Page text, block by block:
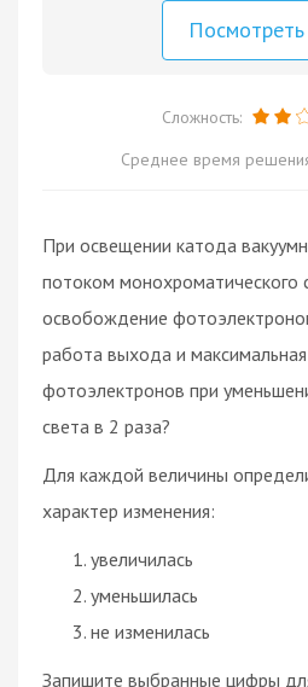
Посмотреть
Сложность:
Среднее время
При освещении катода
потоком монохроматического
освобождение
работа выхода и
фотоэлектронов при
света в 2 раза?
Для каждой величины
характер изменения:
увеличилась
уменьшилась
не изменилась
Запишите выбранные цифры